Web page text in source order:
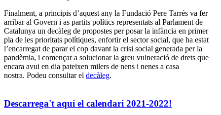
Finalment, a principis d’aquest any la Fundació Pere Tarrés va fer
arribar al Govern i as partits polítics representats al Parlament de
Catalunya un decàleg de propostes per posar la infància en primer
pla de les prioritats polítiques, enfortir el sector social, que ha estat
l’encarregat de parar el cop davant la crisi social generada per la
pandèmia, i començar a solucionar la greu vulneració de drets que
encara avui en dia pateixen milers de nens i nenes a casa
nostra. Podeu consultar el decàleg.
Descarrega't aquí el calendari 2021-2022!